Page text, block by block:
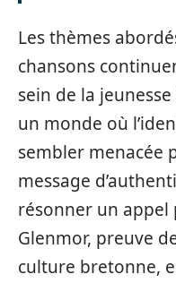
Les thèmes
chansons
sein de la
un monde où
sembler menacée
message
résonner un appel
Glenmor, preuve
culture bretonne,